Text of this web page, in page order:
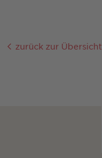
zurück zur Übersicht